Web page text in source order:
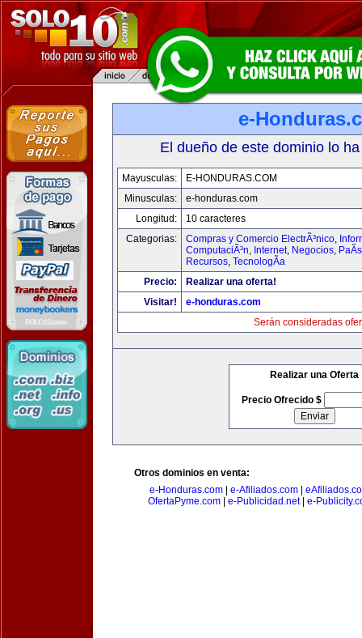
e-
El dueño de este dominio lo
Mayusculas:
E-HONDURAS.COM
Minusculas:
e-honduras.com
Longitud:
10 caracteres
Categorias:
Compras y Comercio ElectrÃ³nico,
ComputaciÃ³n, Internet, Negocios,
Recursos, TecnologÃ­a
Precio:
Realizar una oferta!
Visitar!
e-honduras.com
Serán consideradas
Realizar una Oferta
Precio Ofrecido $
Otros dominios en venta:
e-Honduras.com| e-Afiliados.com|
OfertaPyme.com| e-Publicidad.net| e-